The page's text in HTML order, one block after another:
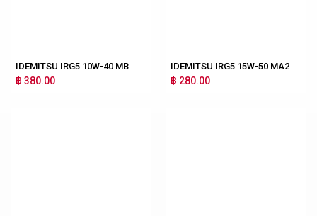
IDEMITSU IRG5 10W-40 MB
฿ 380.00
IDEMITSU IRG5 15W-50 MA2
฿ 280.00